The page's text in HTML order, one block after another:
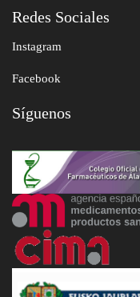
Redes Sociales
Instagram
Facebook
Síguenos